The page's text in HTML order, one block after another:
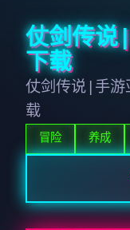
仗剑传说
下载
仗剑传说|手游
载
冒险 养成